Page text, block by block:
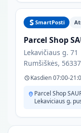
SmartPosti
Parcel Shop
Lekavičiaus g. 71
Rumšiškės, 56337
Kasdien 07:00-
Parcel Shop
Lekaviciaus g.